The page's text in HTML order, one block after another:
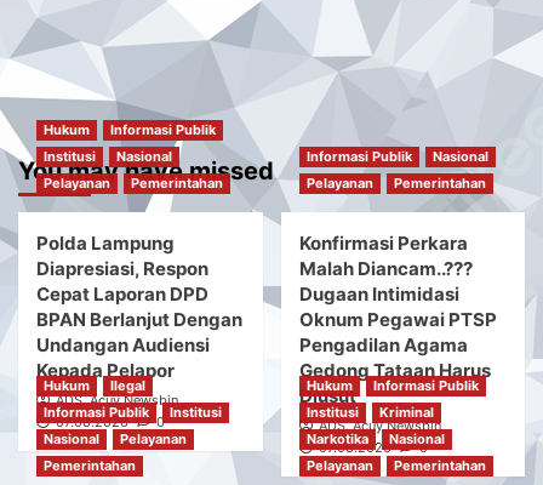
You may have missed
Hukum
Informasi Publik
Institusi
Nasional
Pelayanan
Pemerintahan
Informasi Publik
Nasional
Pelayanan
Pemerintahan